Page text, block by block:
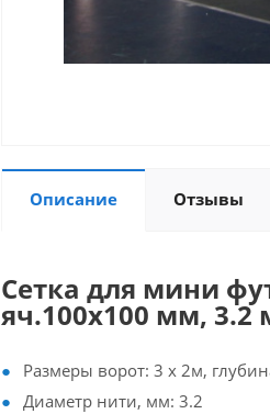
Описание Отзывы
Сетка для мини
яч.100х100 мм, 3.2
Размеры ворот: 3 х 2м,
Диаметр нити, мм: 3.2